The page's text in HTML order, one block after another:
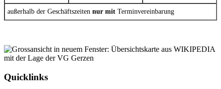
außerhalb der Geschäftszeiten nur mit Terminvereinbarung
Quicklinks